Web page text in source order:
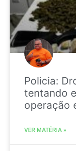
Policia:
tentando
operação
VER MATÉRIA »